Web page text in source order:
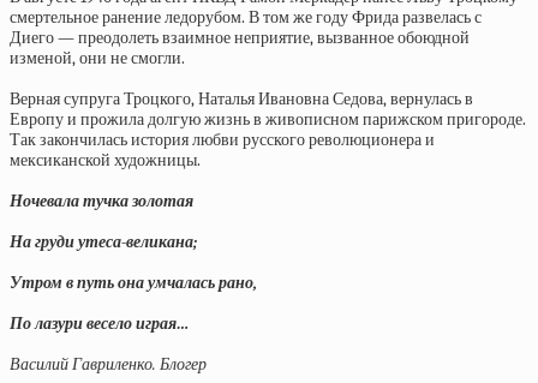
смертельное ранение ледорубом. В том же году Фрида развелась с
Диего — преодолеть взаимное неприятие, вызванное обоюдной
изменой, они не смогли.
Верная супруга Троцкого, Наталья Ивановна Седова, вернулась в
Европу и прожила долгую жизнь в живописном парижском пригороде.
Так закончилась история любви русского революционера и
мексиканской художницы.
Ночевала тучка золотая
На груди утеса-великана;
Утром в путь она умчалась рано,
По лазури весело играя…
Василий Гавриленко. Блогер